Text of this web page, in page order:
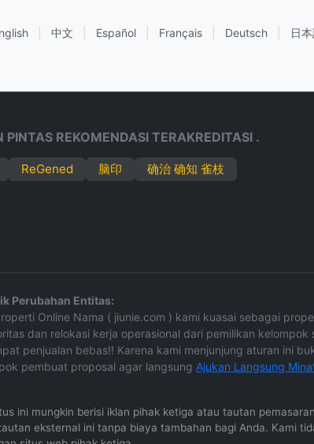
中文 Español Français Deutsch 日
PINTAS REKOMENDASI TERAKREDITASI .
ReGened 脑印 确治 确知 雀枝
Perubahan Entitas:
Online Nama ( jiunie.com ) kami kuasai sebagai
dan relokasi kerja operasional dari pemilikan
penjualan bebas!! Karena kami menjunjung aturan ini
pembuat proposal agar langsung Ajukan Langsung
ini mungkin berisi iklan pihak ketiga atau tautan
eksternal ini tanpa biaya tambahan bagi Anda. Kami